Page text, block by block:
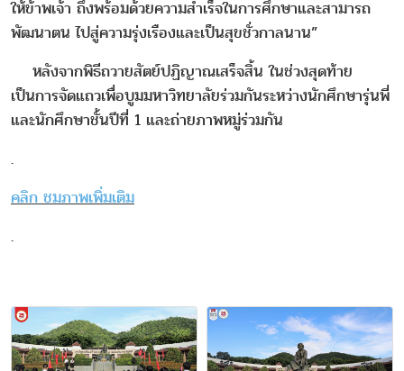
ให้ข้าพเจ้า ถึงพร้อมด้วยความสำเร็จในการศึกษาและสามารถ
พัฒนาตน ไปสู่ความรุ่งเรืองและเป็นสุขชั่วกาลนาน”
หลังจากพิธีถวายสัตย์ปฏิญาณเสร็จสิ้น ในช่วงสุดท้าย
เป็นการจัดแถวเพื่อบูมมหาวิทยาลัยร่วมกันระหว่างนักศึกษารุ่นพี่
และนักศึกษาชั้นปีที่ 1 และถ่ายภาพหมู่ร่วมกัน
.
คลิก ชมภาพเพิ่มเติม
.